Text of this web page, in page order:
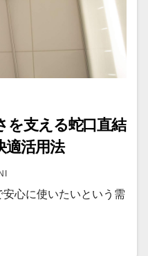
を支える蛇口直結
適活用法
心に使いたいという需